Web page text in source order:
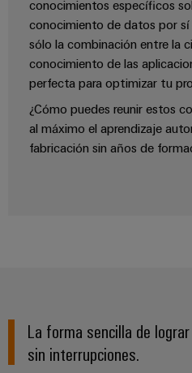
conocimientos específicos
conocimiento de datos por
sólo la combinación entre la
conocimiento de las
perfecta para optimizar tu
¿Cómo puedes reunir estos
al máximo el aprendizaje
fabricación sin años de
La forma sencilla de
sin interrupciones.